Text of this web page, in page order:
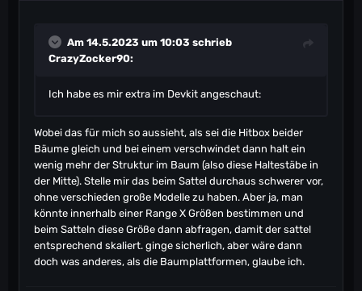
Am 14.5.2023 um 10:03 schrieb
CrazyZocker90:
Ich habe es mir extra im Devkit angeschaut:
Wobei das für mich so aussieht, als sei die Hitbox beider
Bäume gleich und bei einem verschwindet dann halt ein
wenig mehr der Struktur im Baum (also diese Haltestäbe in
der Mitte). Stelle mir das beim Sattel durchaus schwerer vor,
ohne verschieden große Modelle zu haben. Aber ja, man
könnte innerhalb einer Range X Größen bestimmen und
beim Satteln diese Größe dann abfragen, damit der sattel
entsprechend skaliert. ginge sicherlich, aber wäre dann
doch was anderes, als die Baumplattformen, glaube ich.